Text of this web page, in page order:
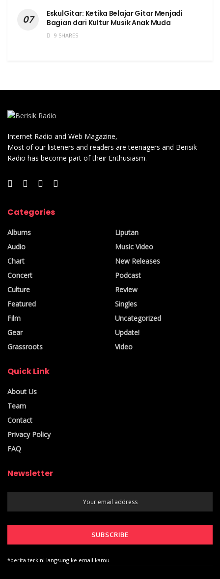
EskulGitar: Ketika Belajar Gitar Menjadi
Bagian dari Kultur Musik Anak Muda
9 SHARES
Internet Radio and Web Magazine,
Most of our listeners and readers are teenagers and Berisik
Radio has become part of their Enthusiasm.
Categories
Albums
Audio
Chart
Concert
Culture
Featured
Film
Gear
Grassroots
Liputan
Music Video
New Releases
Podcast
Review
Singles
Uncategorized
Update!
Video
Quick Link
About Us
Team
Contact
Privacy Policy
FAQ
Newsletter
*berita terkini langsung ke email kamu